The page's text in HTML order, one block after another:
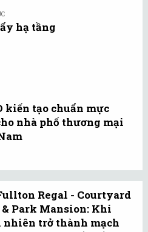
hạ tầng
kiến tạo chuẩn mực
nhà phố thương mại
Regal - Courtyard
Park Mansion: Khi
trở thành mạch